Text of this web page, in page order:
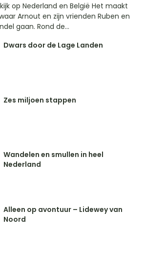
op Nederland en België Het maakt
Arnout en zijn vrienden Ruben en
gaan. Rond de...
Dwars door de Lage Landen
Zes miljoen stappen
Wandelen en smullen in heel
Nederland
Alleen op avontuur – Lidewey van
Noord